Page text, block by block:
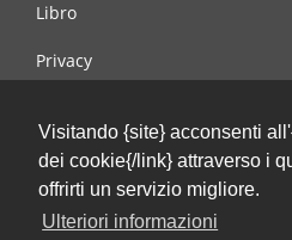
Visitando {site} acconsenti
dei cookie{/link} attraverso i
offrirti un servizio migliore.
Ulteriori informazioni
Libro
Privacy
Contattaci